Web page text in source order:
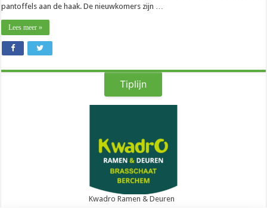
pantoffels aan de haak. De nieuwkomers zijn …
Lees meer »
Tiplijn
Kwadro Ramen & Deuren